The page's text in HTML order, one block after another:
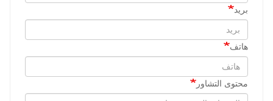
بريد
هاتف
محتوى التشاور